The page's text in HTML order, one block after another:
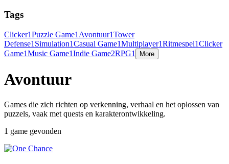
Tags
Clicker1Puzzle Game1 Avontuur1Tower
Defense1 Simulation1Casual Game1Multiplayer1Ritmespel1Clicker
Game1Music Game1Indie Game2RPG1 More
Avontuur
Games die zich richten op verkenning, verhaal en het oplossen van
puzzels, vaak met quests en karakterontwikkeling.
1 game gevonden